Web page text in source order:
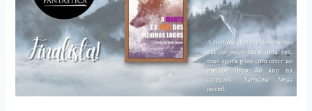
vida
dos
meninos
lobos”
FINALISTA!